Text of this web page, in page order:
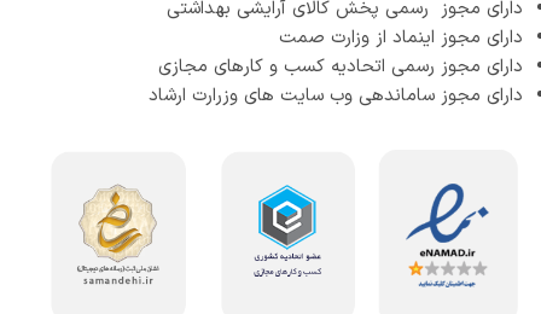
دارای مجوز رسمی پخش کالای آرایشی بهداشتی
دارای مجوز اینماد از وزارت صمت
دارای مجوز رسمی اتحادیه کسب و کارهای مجازی
دارای مجوز ساماندهی وب سایت های وزرارت ارشاد